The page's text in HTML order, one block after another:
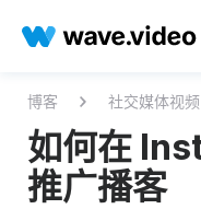
博客 社交媒体视频
如何在
推广播客